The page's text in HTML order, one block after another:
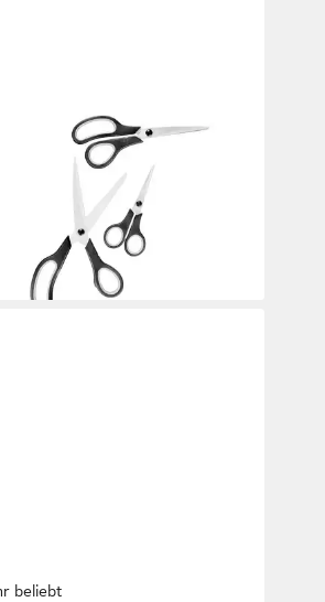
INTERNATIONAL
Set, (Set)
- in 9-11 Werktagen bei dir
beliebt